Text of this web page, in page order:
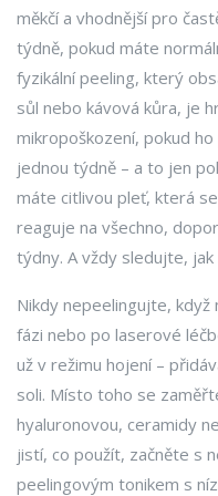
měkčí a vhodnější pro
týdně, pokud máte
fyzikální peeling, který
sůl nebo kávová kůra, je
mikropoškození, pokud
jednou týdně – a to jen
máte citlivou pleť, která
reaguje na všechno,
týdny. A vždy sledujte,
Nikdy nepeelingujte,
fázi nebo po laserové
už v režimu hojení –
soli. Místo toho se
hyaluronovou, ceramidy
jistí, co použít, začněte s
peelingovým tonikem s